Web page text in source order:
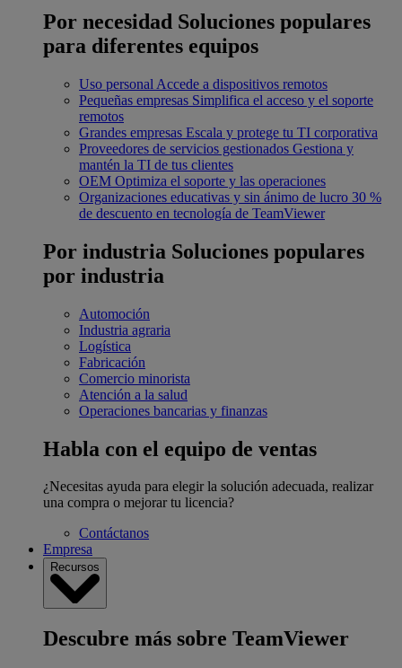
Por necesidad Soluciones populares
para diferentes equipos
Uso personal Accede a dispositivos remotos
Pequeñas empresas Simplifica el acceso y el soporte
remotos
Grandes empresas Escala y protege tu TI corporativa
Proveedores de servicios gestionados Gestiona y
mantén la TI de tus clientes
OEM Optimiza el soporte y las operaciones
Organizaciones educativas y sin ánimo de lucro 30 %
de descuento en tecnología de TeamViewer
Por industria Soluciones populares
por industria
Automoción
Industria agraria
Logística
Fabricación
Comercio minorista
Atención a la salud
Operaciones bancarias y finanzas
Habla con el equipo de ventas
¿Necesitas ayuda para elegir la solución adecuada, realizar
una compra o mejorar tu licencia?
Contáctanos
Empresa
Recursos
Descubre más sobre TeamViewer